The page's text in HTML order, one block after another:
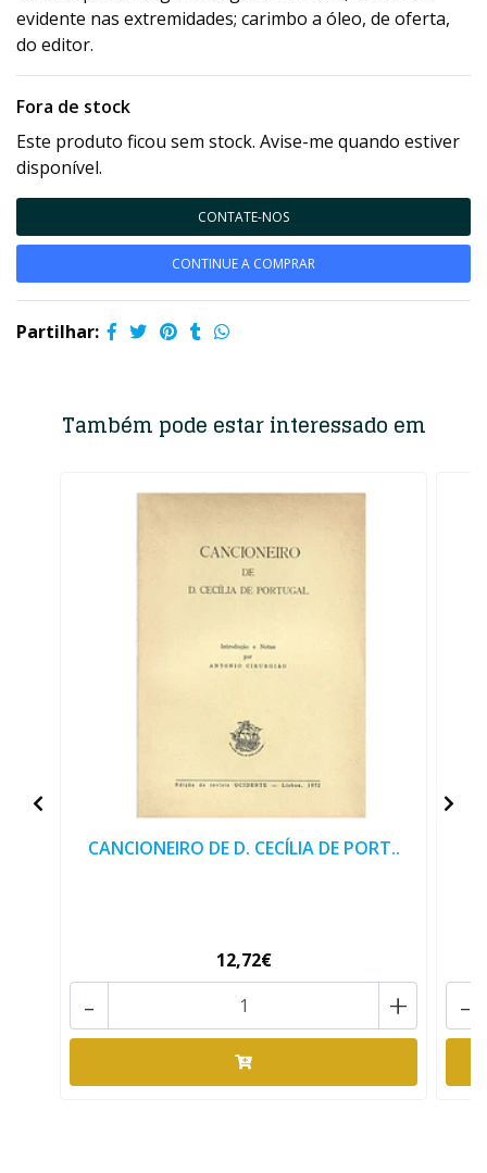
evidente nas extremidades; carimbo a óleo, de oferta,
do editor.
Fora de stock
Este produto ficou sem stock. Avise-me quando estiver
disponível.
CONTATE-NOS
CONTINUE A COMPRAR
Partilhar:
Também pode estar interessado em
CANCIONEIRO DE D. CECÍLIA DE PORT..
12,72€
+
- -